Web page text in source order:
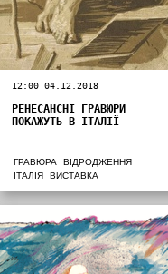
12:00 04.12.2018
РЕНЕСАНСНІ ГРАВЮРИ
ПОКАЖУТЬ В ІТАЛІЇ
ГРАВЮРА
ВІДРОДЖЕННЯ
ІТАЛІЯ
ВИСТАВКА